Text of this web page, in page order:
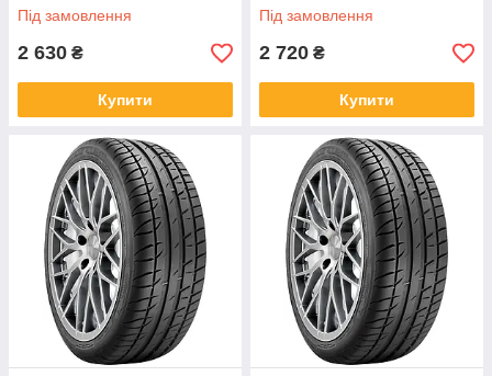
Під замовлення
2 630 ₴
Купити
Під замовлення
2 720 ₴
Купити